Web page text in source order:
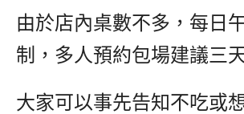
由於店內桌數不多，每日
制，多人預約包場建議三
大家可以事先告知不吃或